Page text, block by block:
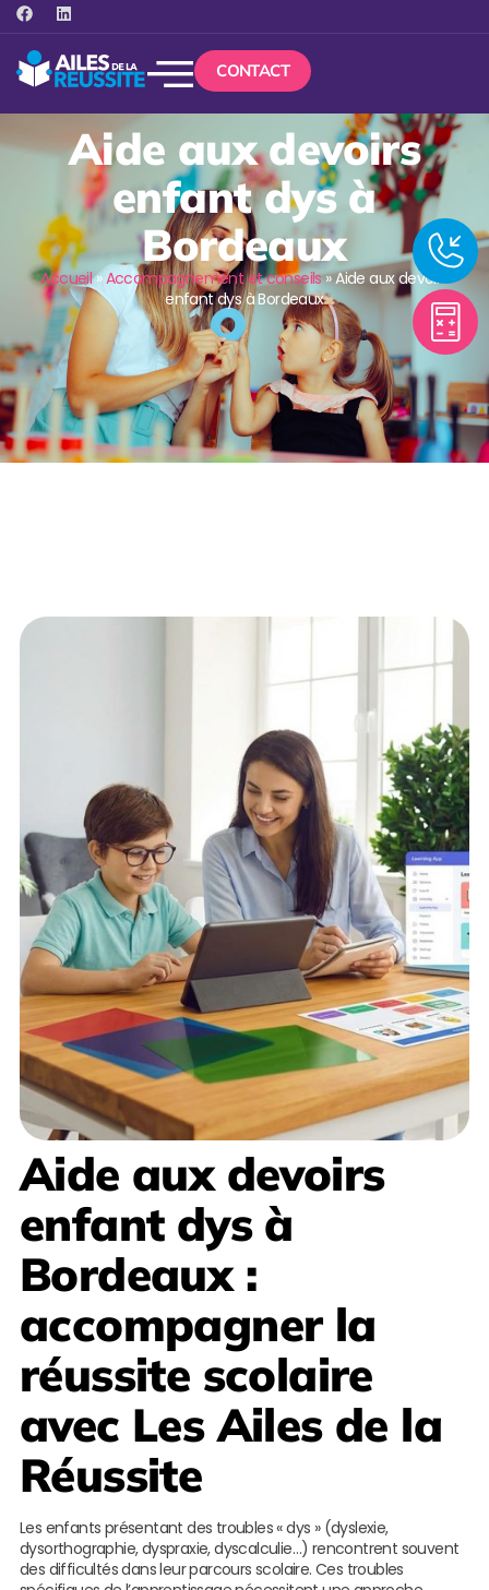
CONTACT
Aide aux devoirs
enfant dys à
Bordeaux
Accueil»Accompagnement et conseils»Aide aux devoirs
enfant dys à Bordeaux
Aide aux devoirs
enfant dys à
Bordeaux:
accompagner la
réussite scolaire
avec Les Ailes de la
Réussite
Les enfants présentant des troubles « dys » (dyslexie,
dysorthographie, dyspraxie, dyscalculie…) rencontrent souvent
des difficultés dans leur parcours scolaire. Ces troubles